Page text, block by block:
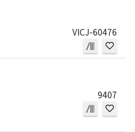
VICJ-60476
9407